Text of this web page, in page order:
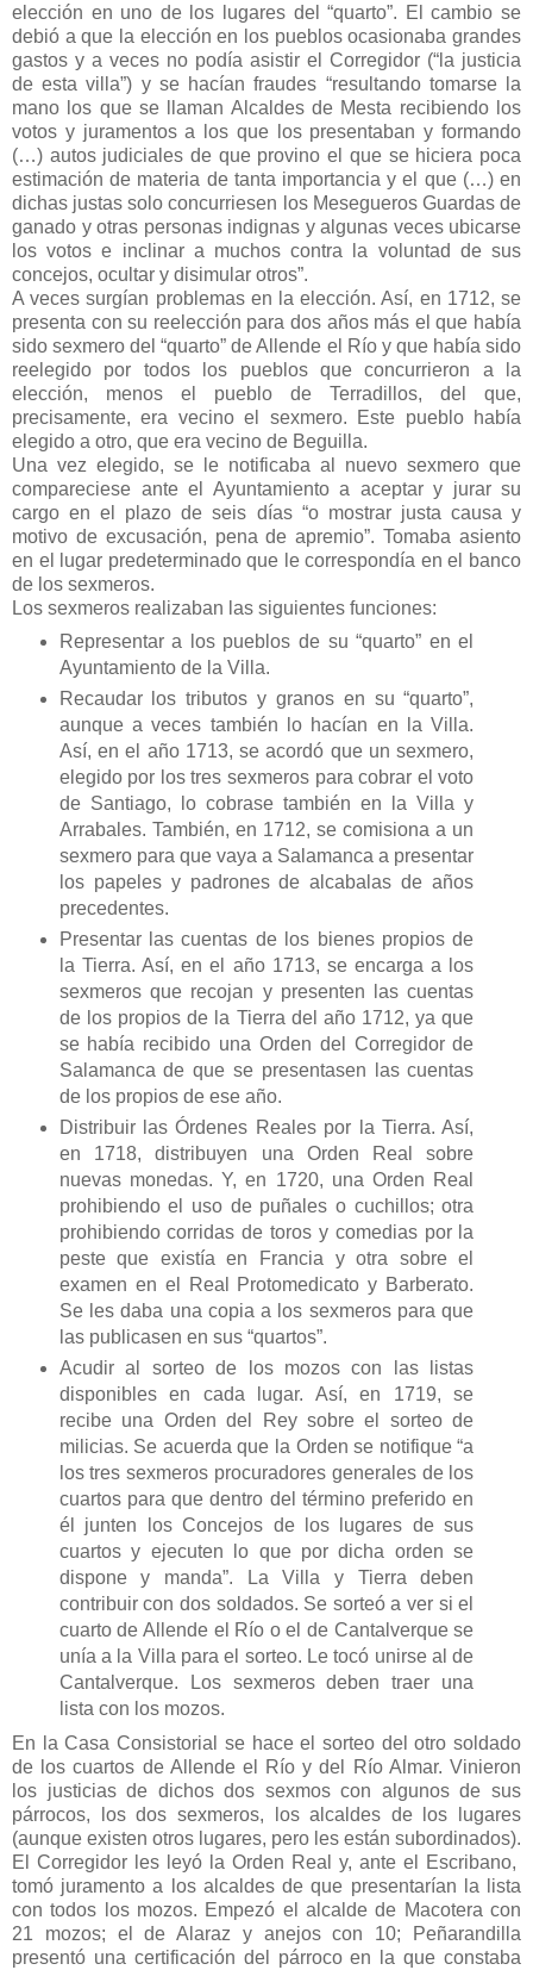
elección en uno de los lugares del “quarto”. El cambio se
debió a que la elección en los pueblos ocasionaba grandes
gastos y a veces no podía asistir el Corregidor (“la justicia
de esta villa”) y se hacían fraudes “resultando tomarse la
mano los que se llaman Alcaldes de Mesta recibiendo los
votos y juramentos a los que los presentaban y formando
(…) autos judiciales de que provino el que se hiciera poca
estimación de materia de tanta importancia y el que (…) en
dichas justas solo concurriesen los Mesegueros Guardas de
ganado y otras personas indignas y algunas veces ubicarse
los votos e inclinar a muchos contra la voluntad de sus
concejos, ocultar y disimular otros”.
A veces surgían problemas en la elección. Así, en 1712, se
presenta con su reelección para dos años más el que había
sido sexmero del “quarto” de Allende el Río y que había sido
reelegido por todos los pueblos que concurrieron a la
elección, menos el pueblo de Terradillos, del que,
precisamente, era vecino el sexmero. Este pueblo había
elegido a otro, que era vecino de Beguilla.
Una vez elegido, se le notificaba al nuevo sexmero que
compareciese ante el Ayuntamiento a aceptar y jurar su
cargo en el plazo de seis días “o mostrar justa causa y
motivo de excusación, pena de apremio”. Tomaba asiento
en el lugar predeterminado que le correspondía en el banco
de los sexmeros.
Los sexmeros realizaban las siguientes funciones:
Representar a los pueblos de su “quarto” en el
Ayuntamiento de la Villa.
Recaudar los tributos y granos en su “quarto”,
aunque a veces también lo hacían en la Villa.
Así, en el año 1713, se acordó que un sexmero,
elegido por los tres sexmeros para cobrar el voto
de Santiago, lo cobrase también en la Villa y
Arrabales. También, en 1712, se comisiona a un
sexmero para que vaya a Salamanca a presentar
los papeles y padrones de alcabalas de años
precedentes.
Presentar las cuentas de los bienes propios de
la Tierra. Así, en el año 1713, se encarga a los
sexmeros que recojan y presenten las cuentas
de los propios de la Tierra del año 1712, ya que
se había recibido una Orden del Corregidor de
Salamanca de que se presentasen las cuentas
de los propios de ese año.
Distribuir las Órdenes Reales por la Tierra. Así,
en 1718, distribuyen una Orden Real sobre
nuevas monedas. Y, en 1720, una Orden Real
prohibiendo el uso de puñales o cuchillos; otra
prohibiendo corridas de toros y comedias por la
peste que existía en Francia y otra sobre el
examen en el Real Protomedicato y Barberato.
Se les daba una copia a los sexmeros para que
las publicasen en sus “quartos”.
Acudir al sorteo de los mozos con las listas
disponibles en cada lugar. Así, en 1719, se
recibe una Orden del Rey sobre el sorteo de
milicias. Se acuerda que la Orden se notifique “a
los tres sexmeros procuradores generales de los
cuartos para que dentro del término preferido en
él junten los Concejos de los lugares de sus
cuartos y ejecuten lo que por dicha orden se
dispone y manda”. La Villa y Tierra deben
contribuir con dos soldados. Se sorteó a ver si el
cuarto de Allende el Río o el de Cantalverque se
unía a la Villa para el sorteo. Le tocó unirse al de
Cantalverque. Los sexmeros deben traer una
lista con los mozos.
En la Casa Consistorial se hace el sorteo del otro soldado
de los cuartos de Allende el Río y del Río Almar. Vinieron
los justicias de dichos dos sexmos con algunos de sus
párrocos, los dos sexmeros, los alcaldes de los lugares
(aunque existen otros lugares, pero les están subordinados).
El Corregidor les leyó la Orden Real y, ante el Escribano,
tomó juramento a los alcaldes de que presentarían la lista
con todos los mozos. Empezó el alcalde de Macotera con
21 mozos; el de Alaraz y anejos con 10; Peñarandilla
presentó una certificación del párroco en la que constaba